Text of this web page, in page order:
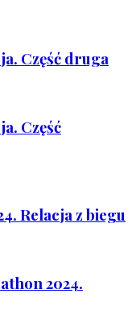
Część druga
Część
Relacja z biegu
2024.